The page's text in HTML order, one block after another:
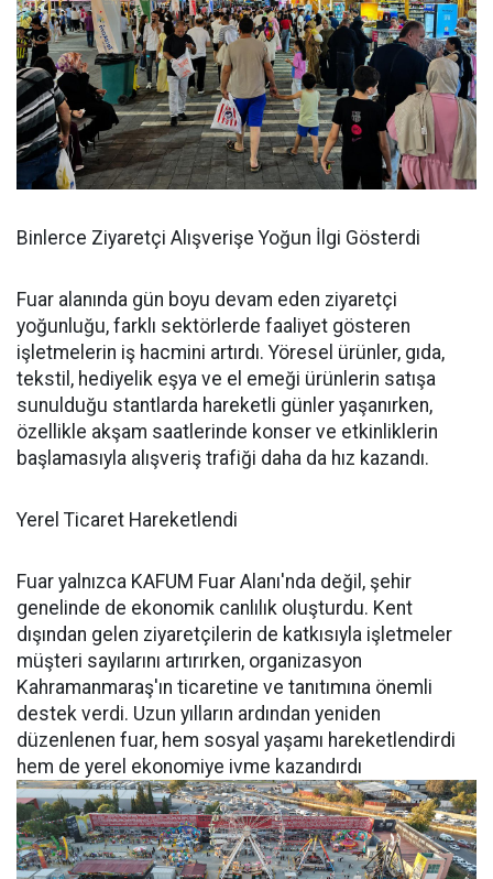
Binlerce Ziyaretçi Alışverişe Yoğun İlgi Gösterdi
Fuar alanında gün boyu devam eden ziyaretçi
yoğunluğu, farklı sektörlerde faaliyet gösteren
işletmelerin iş hacmini artırdı. Yöresel ürünler, gıda,
tekstil, hediyelik eşya ve el emeği ürünlerin satışa
sunulduğu stantlarda hareketli günler yaşanırken,
özellikle akşam saatlerinde konser ve etkinliklerin
başlamasıyla alışveriş trafiği daha da hız kazandı.
Yerel Ticaret Hareketlendi
Fuar yalnızca KAFUM Fuar Alanı'nda değil, şehir
genelinde de ekonomik canlılık oluşturdu. Kent
dışından gelen ziyaretçilerin de katkısıyla işletmeler
müşteri sayılarını artırırken, organizasyon
Kahramanmaraş'ın ticaretine ve tanıtımına önemli
destek verdi. Uzun yılların ardından yeniden
düzenlenen fuar, hem sosyal yaşamı hareketlendirdi
hem de yerel ekonomiye ivme kazandırdı